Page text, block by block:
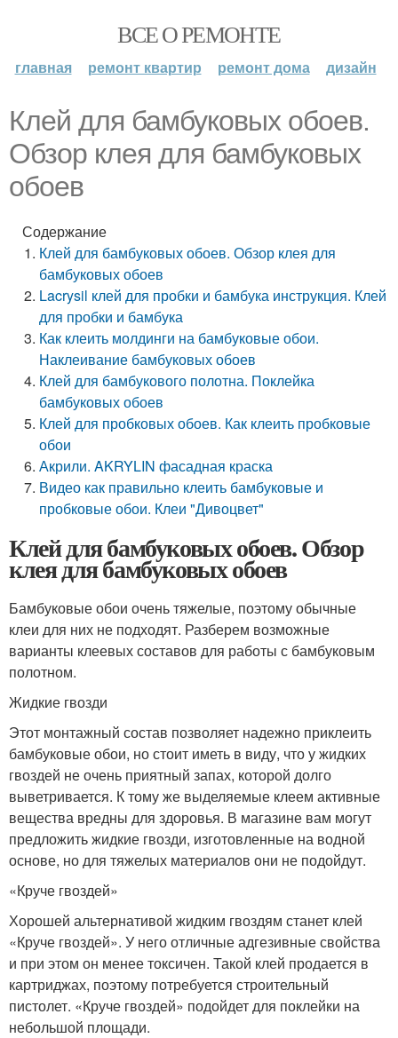
ВСЕ О РЕМОНТЕ
главная ремонт квартир ремонт дома дизайн
Клей для бамбуковых обоев.
Обзор клея для бамбуковых
обоев
Содержание
Клей для бамбуковых обоев. Обзор клея для
бамбуковых обоев
Lacrysil клей для пробки и бамбука инструкция. Клей
для пробки и бамбука
Как клеить молдинги на бамбуковые обои.
Наклеивание бамбуковых обоев
Клей для бамбукового полотна. Поклейка
бамбуковых обоев
Клей для пробковых обоев. Как клеить пробковые
обои
Акрили. AKRYLIN фасадная краска
Видео как правильно клеить бамбуковые и
пробковые обои. Клеи "Дивоцвет"
Клей для бамбуковых обоев. Обзор
клея для бамбуковых обоев
Бамбуковые обои очень тяжелые, поэтому обычные
клеи для них не подходят. Разберем возможные
варианты клеевых составов для работы с бамбуковым
полотном.
Жидкие гвозди
Этот монтажный состав позволяет надежно приклеить
бамбуковые обои, но стоит иметь в виду, что у жидких
гвоздей не очень приятный запах, которой долго
выветривается. К тому же выделяемые клеем активные
вещества вредны для здоровья. В магазине вам могут
предложить жидкие гвозди, изготовленные на водной
основе, но для тяжелых материалов они не подойдут.
«Круче гвоздей»
Хорошей альтернативой жидким гвоздям станет клей
«Круче гвоздей». У него отличные адгезивные свойства
и при этом он менее токсичен. Такой клей продается в
картриджах, поэтому потребуется строительный
пистолет. «Круче гвоздей» подойдет для поклейки на
небольшой площади.